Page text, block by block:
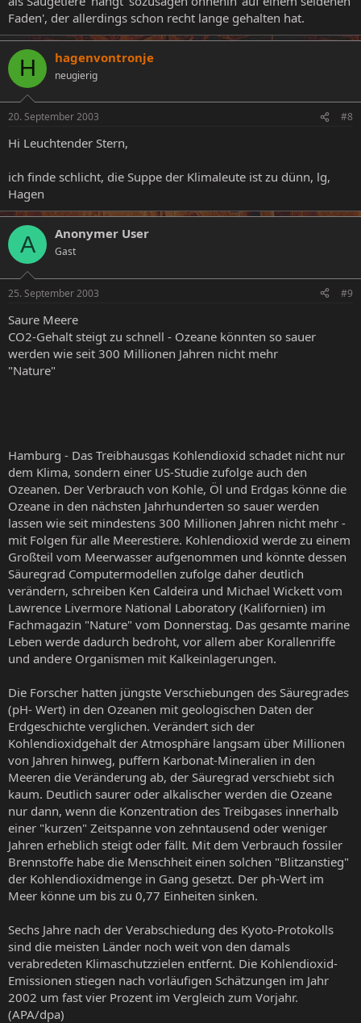
Faden', der allerdings schon recht lange gehalten hat.
H hagenvontronje
neugierig
20. September 2003 #8
Hi Leuchtender Stern,
ich finde schlicht, die Suppe der Klimaleute ist zu dünn, lg,
Hagen
A Anonymer User
Gast
25. September 2003 #9
Saure Meere
CO2-Gehalt steigt zu schnell - Ozeane könnten so sauer
werden wie seit 300 Millionen Jahren nicht mehr
"Nature"
Hamburg - Das Treibhausgas Kohlendioxid schadet nicht nur
dem Klima, sondern einer US-Studie zufolge auch den
Ozeanen. Der Verbrauch von Kohle, Öl und Erdgas könne die
Ozeane in den nächsten Jahrhunderten so sauer werden
lassen wie seit mindestens 300 Millionen Jahren nicht mehr -
mit Folgen für alle Meerestiere. Kohlendioxid werde zu einem
Großteil vom Meerwasser aufgenommen und könnte dessen
Säuregrad Computermodellen zufolge daher deutlich
verändern, schreiben Ken Caldeira und Michael Wickett vom
Lawrence Livermore National Laboratory (Kalifornien) im
Fachmagazin "Nature" vom Donnerstag. Das gesamte marine
Leben werde dadurch bedroht, vor allem aber Korallenriffe
und andere Organismen mit Kalkeinlagerungen.
Die Forscher hatten jüngste Verschiebungen des Säuregrades
(pH- Wert) in den Ozeanen mit geologischen Daten der
Erdgeschichte verglichen. Verändert sich der
Kohlendioxidgehalt der Atmosphäre langsam über Millionen
von Jahren hinweg, puffern Karbonat-Mineralien in den
Meeren die Veränderung ab, der Säuregrad verschiebt sich
kaum. Deutlich saurer oder alkalischer werden die Ozeane
nur dann, wenn die Konzentration des Treibgases innerhalb
einer "kurzen" Zeitspanne von zehntausend oder weniger
Jahren erheblich steigt oder fällt. Mit dem Verbrauch fossiler
Brennstoffe habe die Menschheit einen solchen "Blitzanstieg"
der Kohlendioxidmenge in Gang gesetzt. Der ph-Wert im
Meer könne um bis zu 0,77 Einheiten sinken.
Sechs Jahre nach der Verabschiedung des Kyoto-Protokolls
sind die meisten Länder noch weit von den damals
verabredeten Klimaschutzzielen entfernt. Die Kohlendioxid-
Emissionen stiegen nach vorläufigen Schätzungen im Jahr
2002 um fast vier Prozent im Vergleich zum Vorjahr.
(APA/dpa)